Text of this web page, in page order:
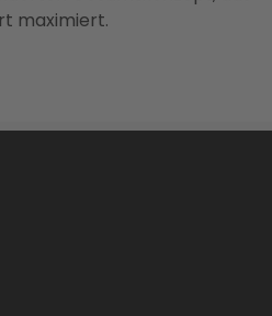
maximiert.